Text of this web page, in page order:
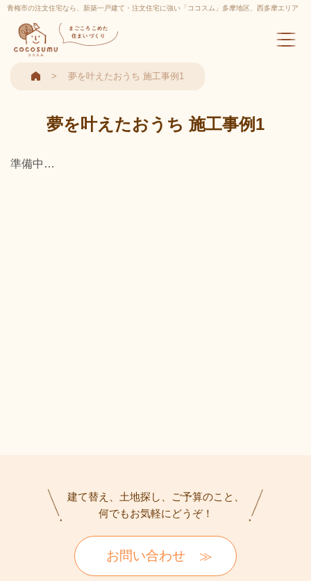
青梅市の注文住宅なら、新築一戸建て・注文住宅に強い「ココスム」多摩地区、西多摩エリア
実績多数
まごころこめた
住まいづくり
夢を叶えたおうち 施工事例1
夢を叶えたおうち 施工事例1
準備中…
建て替え、土地探し、ご予算のこと、
何でもお気軽にどうぞ！
お問い合わせ